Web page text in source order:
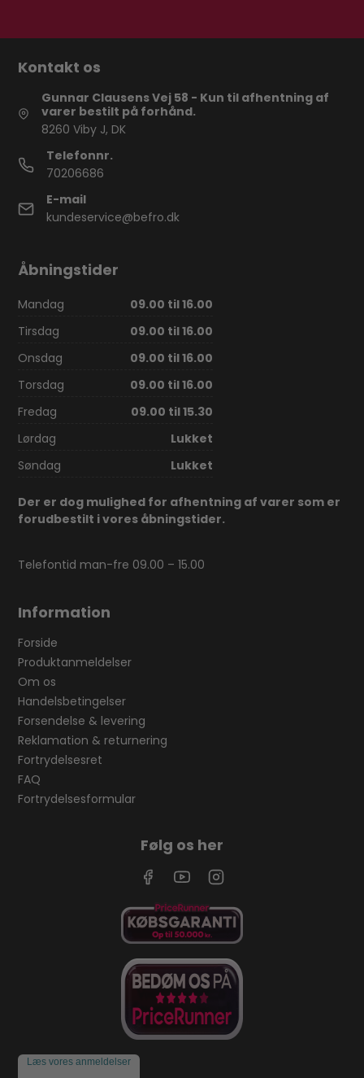
Kontakt os
Gunnar Clausens Vej 58 - Kun til afhentning af
varer bestilt på forhånd.
8260 Viby J, DK
Telefonnr.
70206686
E-mail
kundeservice@befro.dk
Åbningstider
Mandag
09.00 til 16.00
Tirsdag
09.00 til 16.00
Onsdag
09.00 til 16.00
Torsdag
09.00 til 16.00
Fredag
09.00 til 15.30
Lørdag
Lukket
Søndag
Lukket
Der er dog mulighed for afhentning af varer som er
forudbestilt i vores åbningstider.
Telefontid man-fre 09.00 – 15.00
Information
Forside
Produktanmeldelser
Om os
Handelsbetingelser
Forsendelse & levering
Reklamation & returnering
Fortrydelsesret
FAQ
Fortrydelsesformular
Følg os her
Læs vores anmeldelser